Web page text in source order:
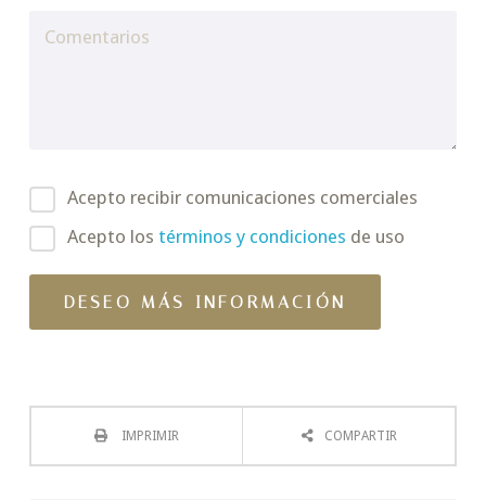
Acepto recibir comunicaciones comerciales
Acepto los términos y condiciones de uso
IMPRIMIR COMPARTIR